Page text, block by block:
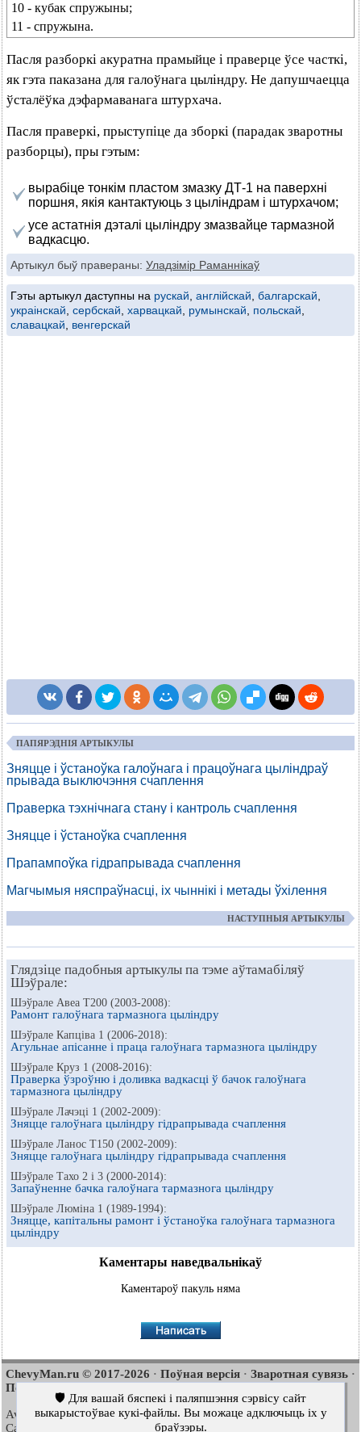
10 - кубак спружыны;
11 - спружына.
Пасля разборкі акуратна прамыйце і праверце ўсе часткі,
як гэта паказана для галоўнага цыліндру. Не дапушчаецца
ўсталёўка дэфармаванага штурхача.
Пасля праверкі, прыступіце да зборкі (парадак зваротны
разборцы), пры гэтым:
вырабіце тонкім пластом змазку ДТ-1 на паверхні
поршня, якія кантактуюць з цыліндрам і штурхачом;
усе астатнія дэталі цыліндру змазвайце тармазной
вадкасцю.
Артыкул быў правераны: Уладзімір Раманнікаў
Гэты артыкул даступны на рускай англійскай балгарскай
украінскай сербскай харвацкай румынскай польскай
славацкай
венгерскай
ПАПЯРЭДНІЯ АРТЫКУЛЫ
Зняцце і ўстаноўка галоўнага і працоўнага цыліндраў
прывада выключэння счаплення
Праверка тэхнічнага стану і кантроль счаплення
Зняцце і ўстаноўка счаплення
Прапампоўка гідрапрывада счаплення
Магчымыя няспраўнасці, іх чыннікі і метады ўхілення
НАСТУПНЫЯ АРТЫКУЛЫ
Глядзіце падобныя артыкулы па тэме аўтамабіляў
Шэўрале:
Шэўрале Авеа Т200 (2003-2008):
Рамонт галоўнага тармазнога цыліндру
Шэўрале Капціва 1 (2006-2018):
Агульнае апісанне і праца галоўнага тармазнога цыліндру
Шэўрале Круз 1 (2008-2016):
Праверка ўзроўню і доливка вадкасці ў бачок галоўнага
тармазнога цыліндру
Шэўрале Лачэці 1 (2002-2009):
Зняцце галоўнага цыліндру гідрапрывада счаплення
Шэўрале Ланос Т150 (2002-2009):
Зняцце галоўнага цыліндру гідрапрывада счаплення
Шэўрале Тахо 2 і 3 (2000-2014):
Запаўненне бачка галоўнага тармазнога цыліндру
Шэўрале Люміна 1 (1989-1994):
Зняцце, капітальны рамонт і ўстаноўка галоўнага тармазнога
цыліндру
Каментары наведвальнікаў
Каментароў пакуль няма
ChevyMan.ru © 2017-2026 · Поўная версія · Зваротная сувязь ·
Пошук па сайце
Aveo2003-2008·Aveo2006-2011· Aveo2012-2018·
Captiva 2008-2016·Lacetti
🛡️ Для вашай бяспекі і паляпшэння сэрвісу сайт
выкарыстоўвае кукі-файлы. Вы можаце адключыць іх у
браўзэры.